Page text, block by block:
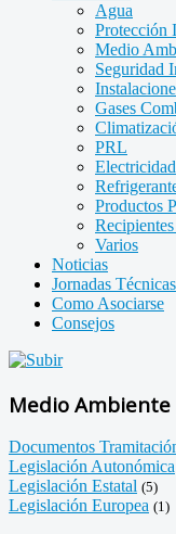
Agua
Protección
Medio
Seguridad
Gases
PRL
Electricidad
Productos
Varios
Noticias
Jornadas Técnicas
Como Asociarse
Consejos
Medio Ambiente
Documentos
Legislación Autonómica
Legislación Estatal (5)
Legislación Europea (1)